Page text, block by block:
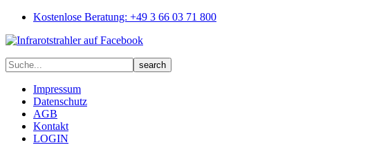
Kostenlose Beratung: +49 3 66 03 71 800
Impressum
Datenschutz
AGB
Kontakt
LOGIN